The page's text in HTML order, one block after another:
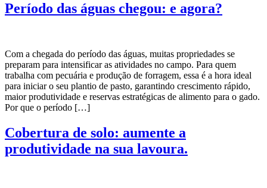
Período das águas chegou: e agora?
Com a chegada do período das águas, muitas propriedades se
preparam para intensificar as atividades no campo. Para quem
trabalha com pecuária e produção de forragem, essa é a hora ideal
para iniciar o seu plantio de pasto, garantindo crescimento rápido,
maior produtividade e reservas estratégicas de alimento para o gado.
Por que o período […]
Cobertura de solo: aumente a
produtividade na sua lavoura.